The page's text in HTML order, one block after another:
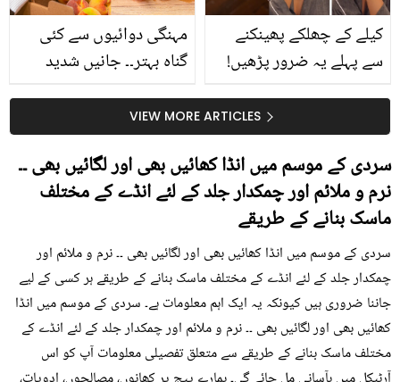
مہنگی دوائیوں سے کئی
گناہ بہتر۔۔ جانیں شدید
کیوں کھانا چاہیے؟
کیلے کے چھلکے پھینکنے
سے پہلے یہ ضرور پڑھیں!
سستا اور قدرتی حلVIEW MORE ARTICLES
سردی کے موسم میں انڈا کھائیں بھی اور لگائیں بھی ۔۔
نرم و ملائم اور چمکدار جلد کے لئے انڈے کے مختلف
ماسک بنانے کے طریقے
سردی کے موسم میں انڈا کھائیں بھی اور لگائیں بھی ۔۔ نرم و ملائم اور
چمکدار جلد کے لئے انڈے کے مختلف ماسک بنانے کے طریقے ہر کسی کے لیے
جاننا ضروری ہیں کیونکہ یہ ایک اہم معلومات ہے۔ سردی کے موسم میں انڈا
کھائیں بھی اور لگائیں بھی ۔۔ نرم و ملائم اور چمکدار جلد کے لئے انڈے کے
مختلف ماسک بنانے کے طریقے سے متعلق تفصیلی معلومات آپ کو اس